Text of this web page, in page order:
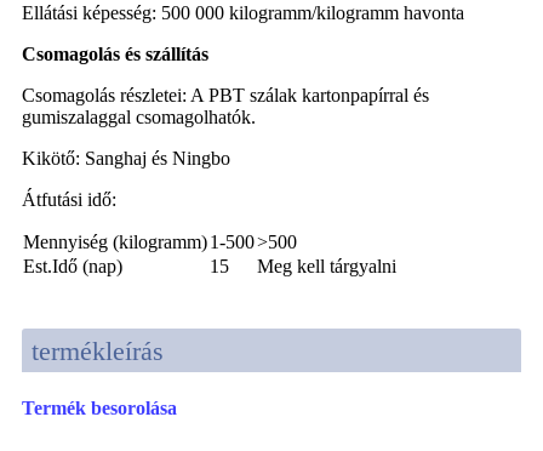
Ellátási képesség: 500 000 kilogramm/kilogramm havonta
Csomagolás és szállítás
Csomagolás részletei: A PBT szálak kartonpapírral és
gumiszalaggal csomagolhatók.
Kikötő: Sanghaj és Ningbo
Átfutási idő:
Mennyiség (kilogramm)1-500>500
Est.Idő (nap)
15 Meg kell tárgyalni
termékleírás
Termék besorolása